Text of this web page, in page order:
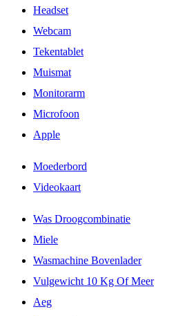
Headset
Webcam
Tekentablet
Muismat
Monitorarm
Microfoon
Apple
Moederbord
Videokaart
Was Droogcombinatie
Miele
Wasmachine Bovenlader
Vulgewicht 10 Kg Of Meer
Aeg